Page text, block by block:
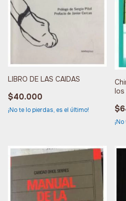
LIBRO DE LAS CAIDAS
$40.000
¡No te lo pierdas, es el último!
los